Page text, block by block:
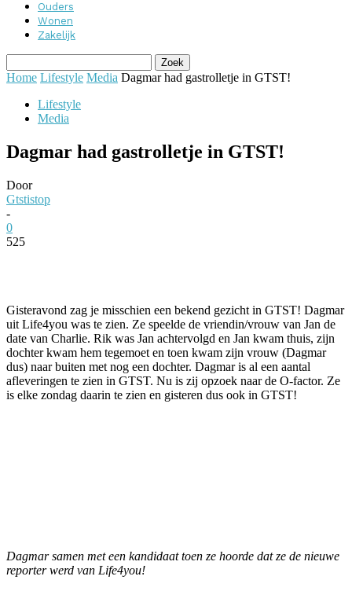
Ouders
Wonen
Zakelijk
Home Lifestyle Media Dagmar had gastrolletje in GTST!
Lifestyle
Media
Dagmar had gastrolletje in GTST!
Door
Gtstistop
-
0
525
Gisteravond zag je misschien een bekend gezicht in GTST! Dagmar
uit Life4you was te zien. Ze speelde de vriendin/vrouw van Jan de
date van Charlie. Rik was Jan achtervolgd en Jan kwam thuis, zijn
dochter kwam hem tegemoet en toen kwam zijn vrouw (Dagmar
dus) naar buiten met nog een dochter. Dagmar is al een aantal
afleveringen te zien in GTST. Nu is zij opzoek naar de O-factor. Ze
is elke zondag daarin te zien en gisteren dus ook in GTST!
Dagmar samen met een kandidaat toen ze hoorde dat ze de nieuwe
reporter werd van Life4you!